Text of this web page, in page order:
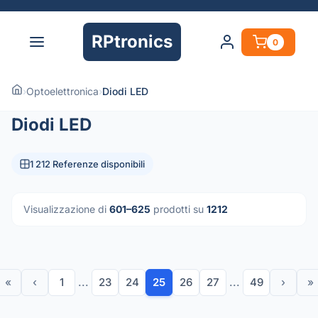
RPtronics 0
›Optoelettronica›Diodi LED
Diodi LED
1 212 Referenze disponibili
Visualizzazione di 601–625 prodotti su 1212
« ‹ 1 ... 23 24 25 26 27 ... 49 › »